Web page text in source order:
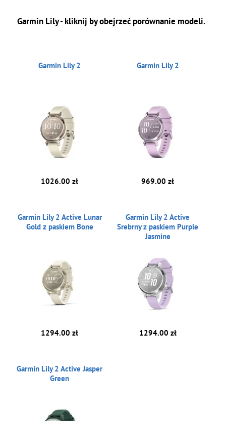
Garmin Lily - kliknij by obejrzeć porównanie modeli.
Garmin Lily 2
1026.00 zł
Garmin Lily 2
969.00 zł
Garmin Lily 2 Active Lunar
Gold z paskiem Bone
1294.00 zł
Garmin Lily 2 Active
Srebrny z paskiem Purple
Jasmine
1294.00 zł
Garmin Lily 2 Active Jasper
Green